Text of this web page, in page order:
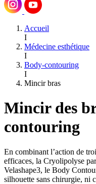
Accueil
I
Médecine esthétique
I
Body-contouring
I
Mincir bras
Mincir des
contouring
En combinant l’action de
efficaces, la Cryolipolyse
Velashape3, le Body
silhouette sans chirurgie, ni